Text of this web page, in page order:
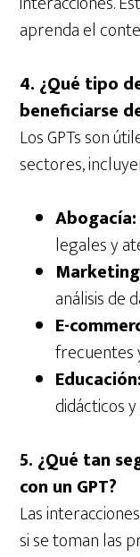
aprenda el
4. ¿Qué tipo
beneficiarse
Los GPTs son
sectores,
Abogacía:
legales y
análisis de
E-
frecuentes
Educación:
didácticos
5. ¿Qué tan
con un GPT?
Las
si se toman las